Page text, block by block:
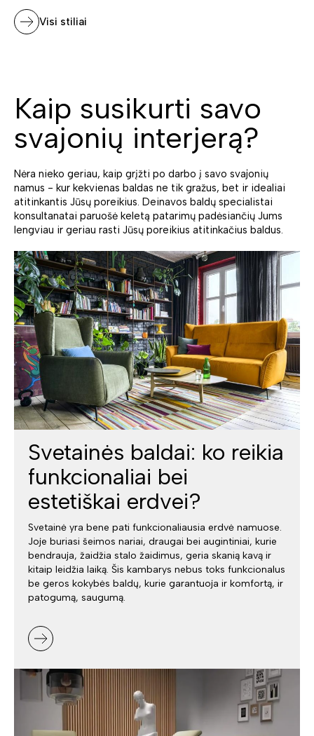
Visi stiliai
Kaip susikurti savo
svajonių interjerą?
Nėra nieko geriau, kaip grįžti po darbo į savo svajonių
namus - kur kekvienas baldas ne tik gražus, bet ir idealiai
atitinkantis Jūsų poreikius. Deinavos baldų specialistai
konsultanatai paruošė keletą patarimų padėsiančių Jums
lengviau ir geriau rasti Jūsų poreikius atitinkačius baldus.
Svetainės baldai: ko reikia
funkcionaliai bei
estetiškai erdvei?
Svetainė yra bene pati funkcionaliausia erdvė namuose.
Joje buriasi šeimos nariai, draugai bei augintiniai, kurie
bendrauja, žaidžia stalo žaidimus, geria skanią kavą ir
kitaip leidžia laiką. Šis kambarys nebus toks funkcionalus
be geros kokybės baldų, kurie garantuoja ir komfortą, ir
patogumą, saugumą.